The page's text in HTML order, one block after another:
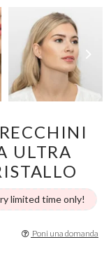
ULTRA
limited time only!
Poni una domanda